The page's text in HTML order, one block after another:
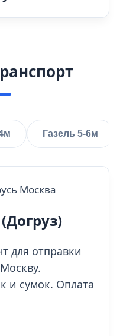
Газель 5-6м
для отправки
и сумок. Оплата